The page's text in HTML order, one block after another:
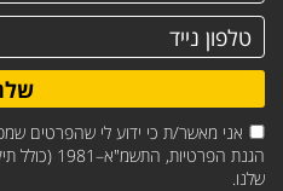
אני מאשר/ת כי ידוע לי שהפרטים
הגנת הפרטיות, התשמ"א–1981 (כולל תיקון 13), ובהתאם ל
שלנו.